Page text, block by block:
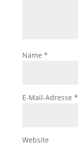
Name *
E-Mail-Adresse *
Website